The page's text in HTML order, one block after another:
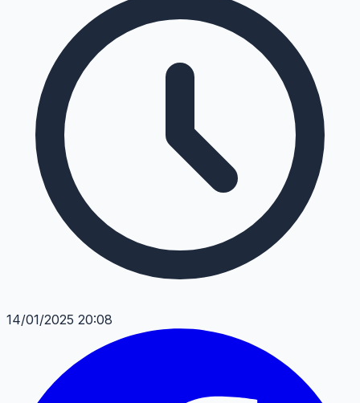
14/01/2025 20:08